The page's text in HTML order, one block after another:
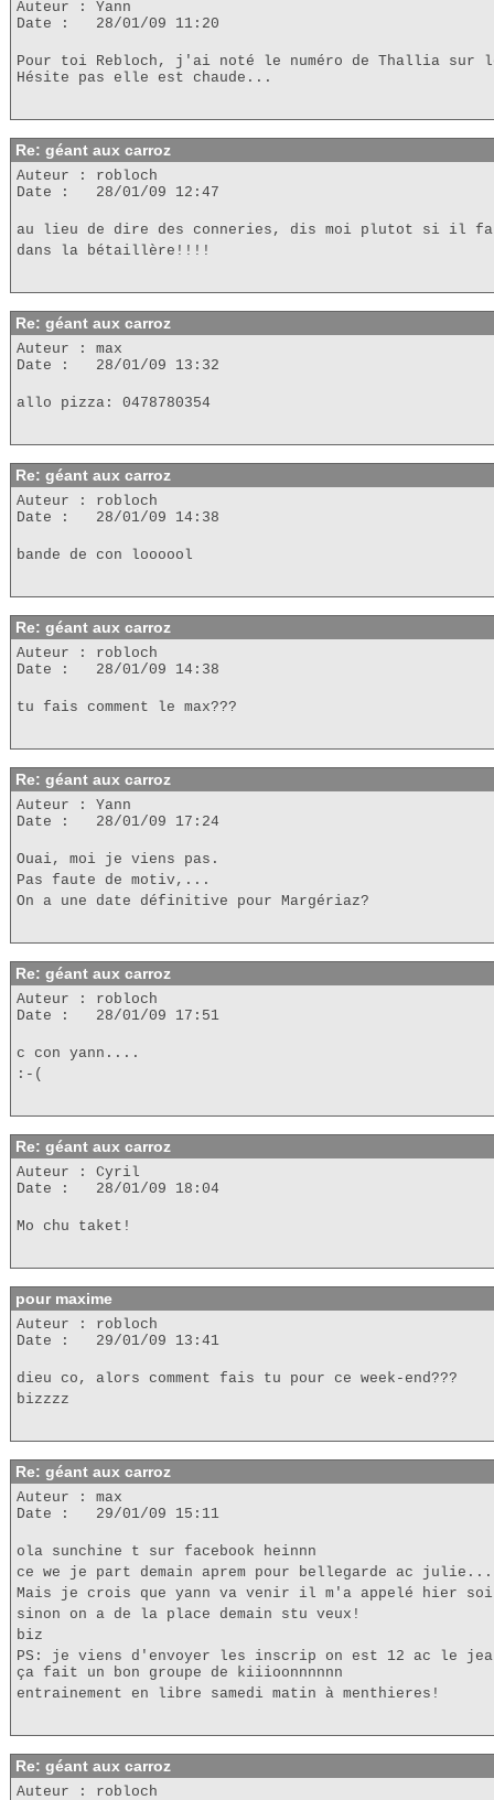
Auteur : Yann
Date : 28/01/09 11:20
Pour toi Rebloch, j'ai noté le numéro de Thallia sur le
Hésite pas elle est chaude...
Re: géant aux carroz
Auteur : robloch
Date : 28/01/09 12:47
au lieu de dire des conneries, dis moi plutot si il
dans la bétaillère!!!!
Re: géant aux carroz
Auteur : max
Date : 28/01/09 13:32
allo pizza: 0478780354
Re: géant aux carroz
Auteur : robloch
Date : 28/01/09 14:38
bande de con loooool
Re: géant aux carroz
Auteur : robloch
Date : 28/01/09 14:38
tu fais comment le max???
Re: géant aux carroz
Auteur : Yann
Date : 28/01/09 17:24
Ouai, moi je viens pas.
Pas faute de motiv,...
On a une date définitive pour Margériaz?
Re: géant aux carroz
Auteur : robloch
Date : 28/01/09 17:51
c con yann....
:-(
Re: géant aux carroz
Auteur : Cyril
Date : 28/01/09 18:04
Mo chu taket!
pour maxime
Auteur : robloch
Date : 29/01/09 13:41
dieu co, alors comment fais tu pour ce week-end???
bizzzz
Re: géant aux carroz
Auteur : max
Date : 29/01/09 15:11
ola sunchine t sur facebook heinnn
ce we je part demain aprem pour bellegarde ac julie...
Mais je crois que yann va venir il m'a appelé hier
sinon on a de la place demain stu veux!
biz
PS: je viens d'envoyer les inscrip on est 12 ac le
ça fait un bon groupe de kiiioonnnnnn
entrainement en libre samedi matin à menthieres!
Re: géant aux carroz
Auteur : robloch